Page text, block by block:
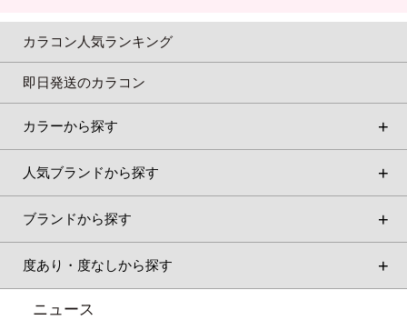
カラコン人気ランキング
即日発送のカラコン
カラーから探す
人気ブランドから探す
ブランドから探す
度あり・度なしから探す
ニュース